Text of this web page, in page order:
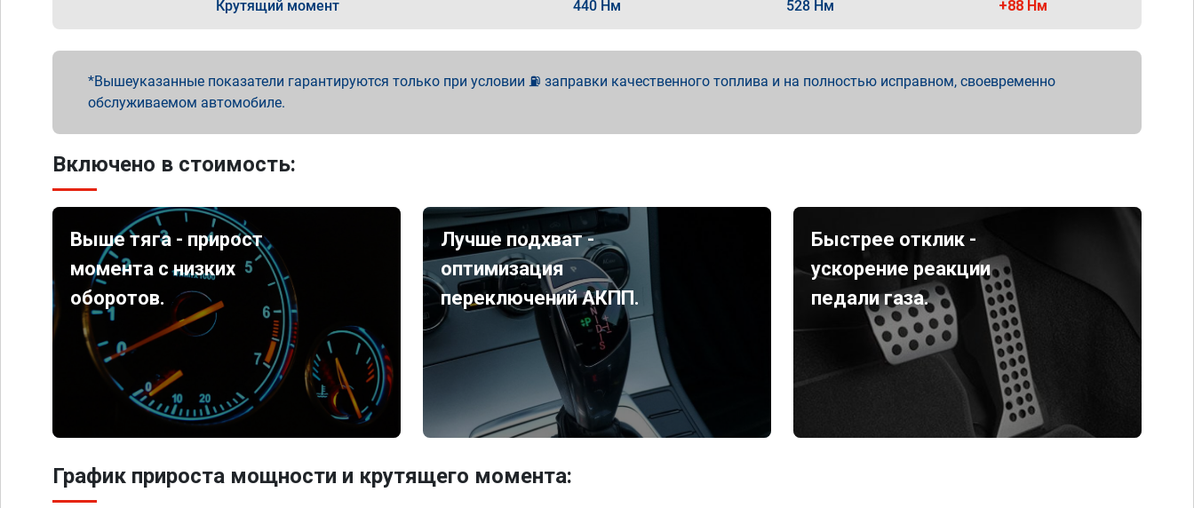
Крутящий момент 440 Нм 528 Нм +88 Нм
Вышеуказанные показатели гарантируются только при условии ⛽ заправки качественного топлива и на полностью исправном, своевременно
обслуживаемом автомобиле.
Включено в стоимость:
Выше тяга - прирост
момента с низких
оборотов.
Лучше подхват -
оптимизация
переключений АКПП.
Быстрее отклик -
ускорение реакции
педали газа.
График прироста мощности и крутящего момента: